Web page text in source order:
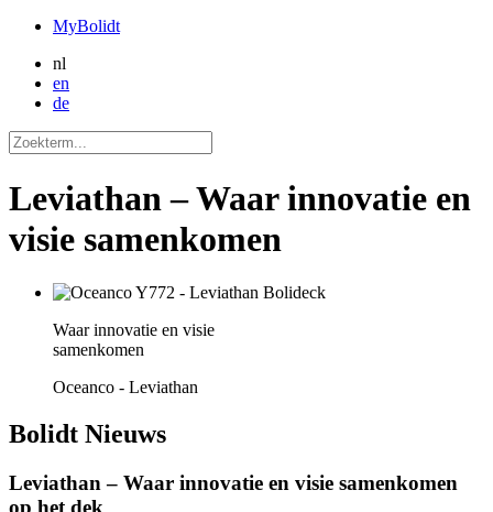
MyBolidt
nl
en
de
Leviathan – Waar innovatie en
visie samenkomen
Waar innovatie en visie
samenkomen
Oceanco - Leviathan
Bolidt Nieuws
Leviathan – Waar innovatie en visie samenkomen
op het dek